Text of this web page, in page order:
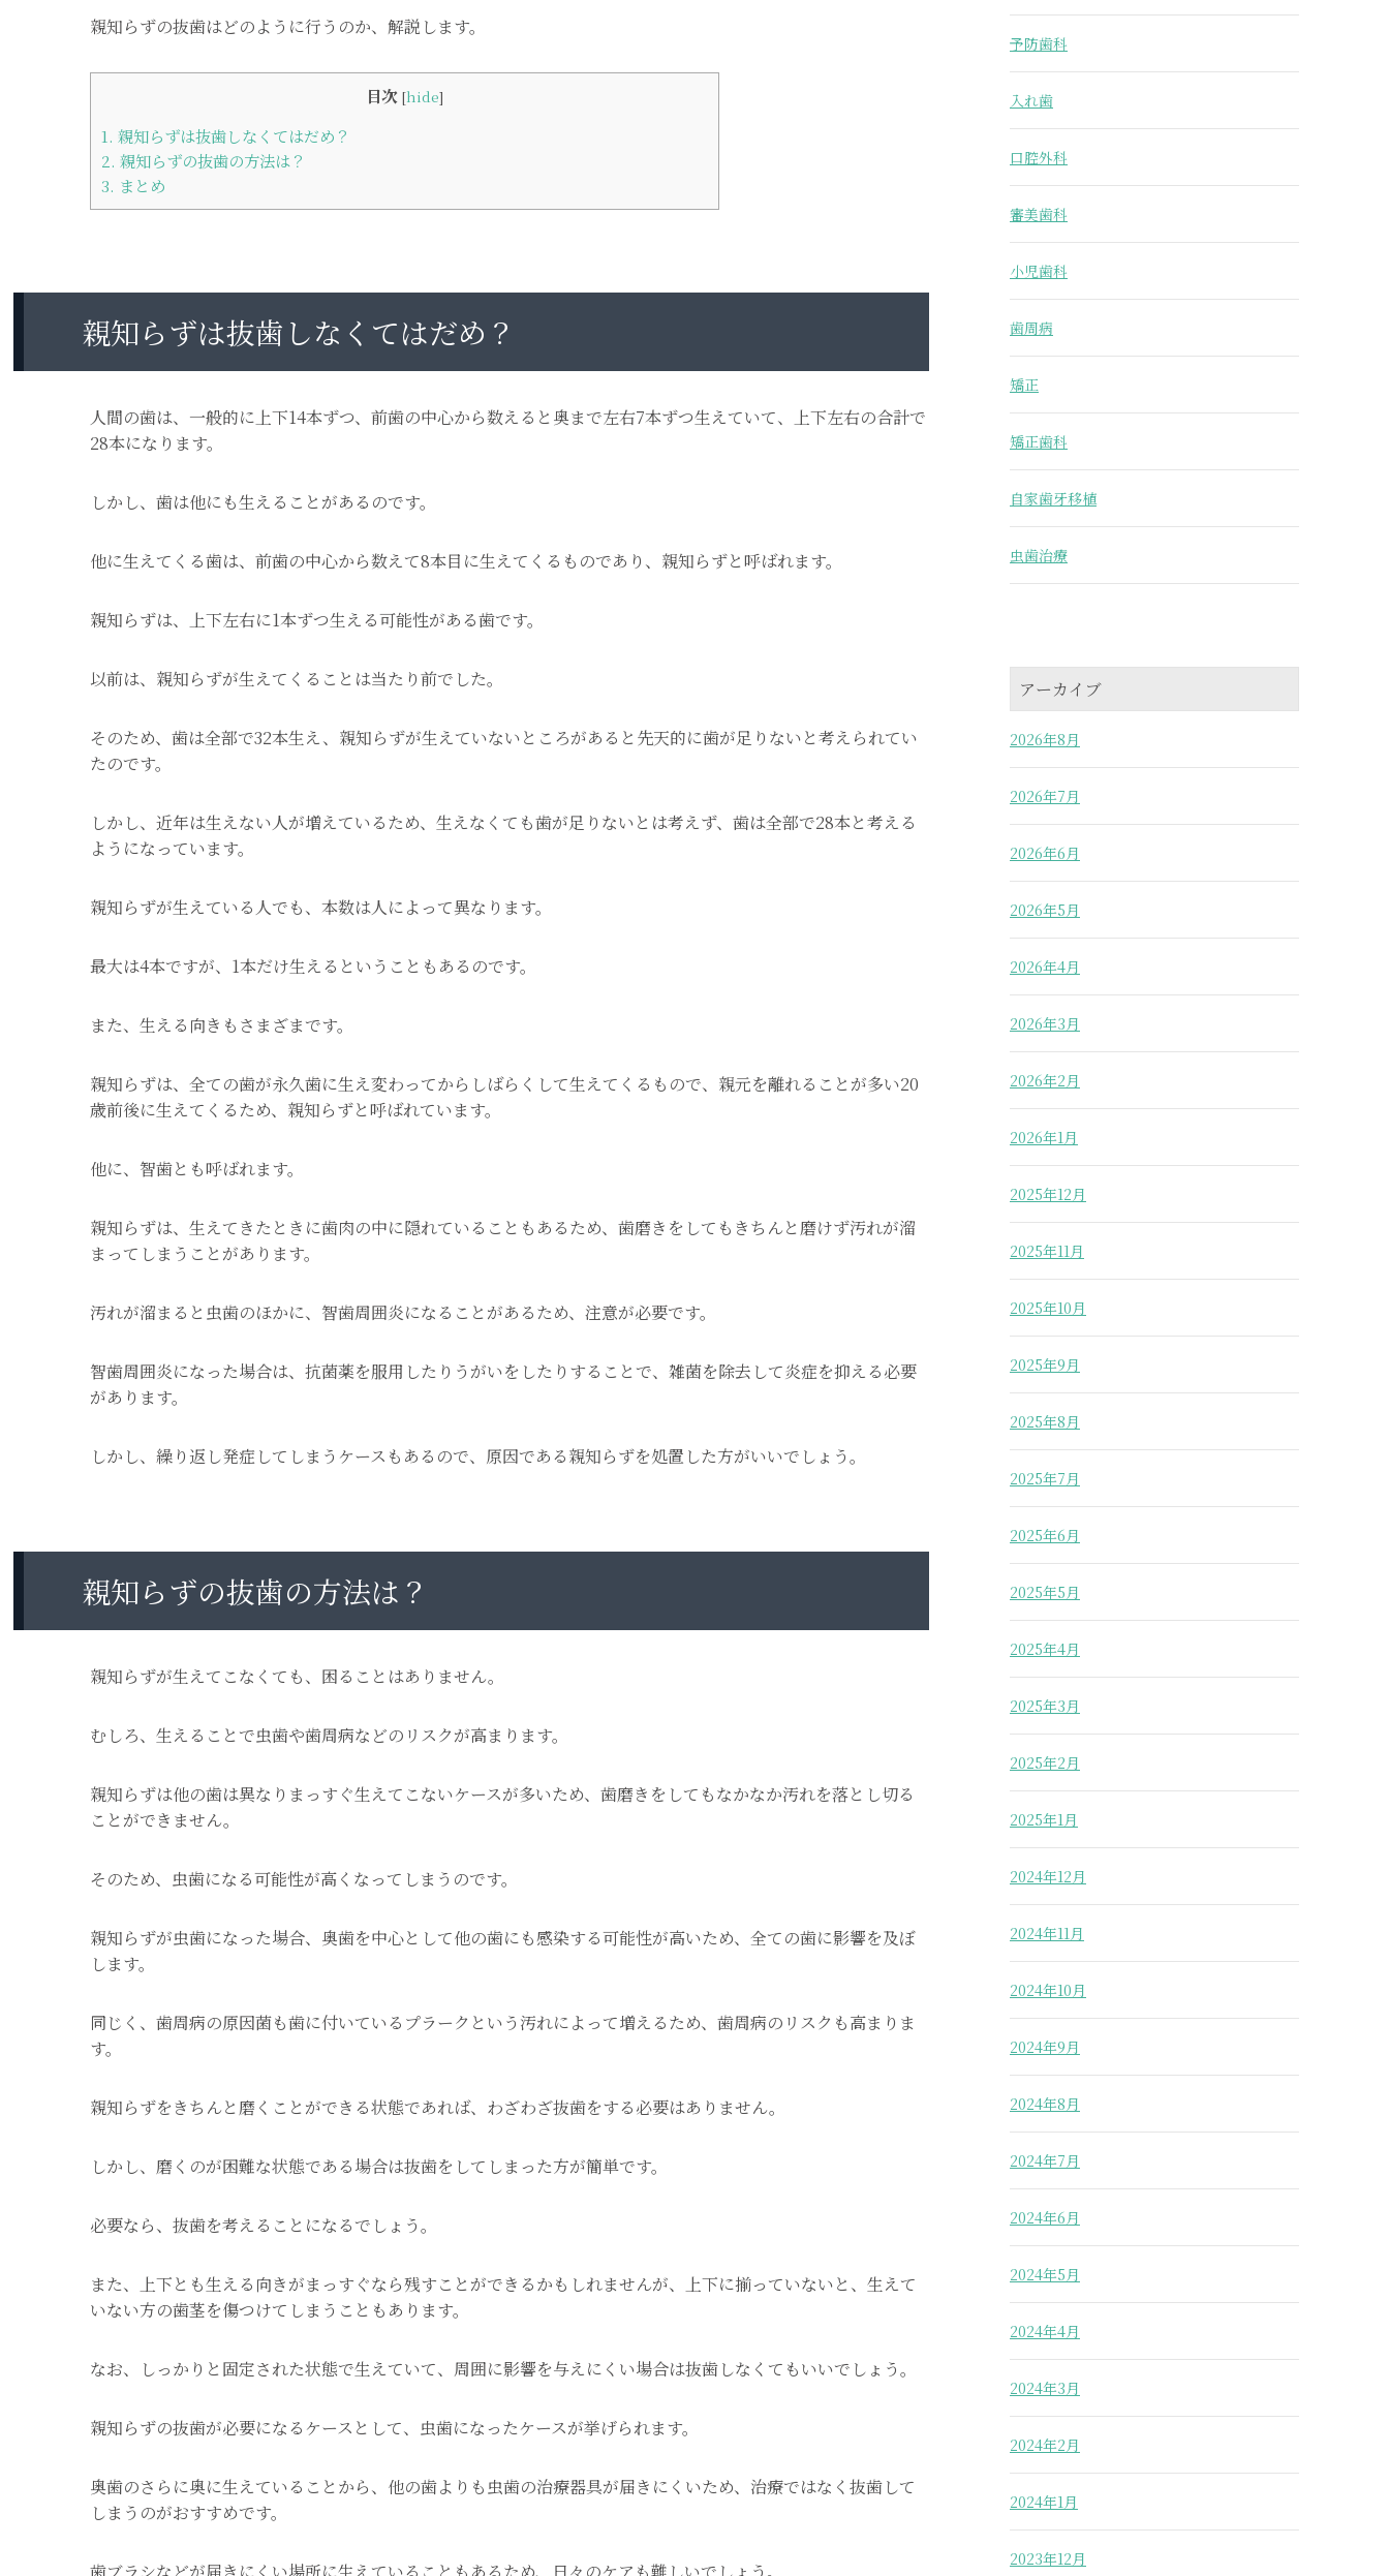
親知らずの抜歯はどのように行うのか、解説します。
目次 [hide]
1. 親知らずは抜歯しなくてはだめ？
2. 親知らずの抜歯の方法は？
3. まとめ
親知らずは抜歯しなくてはだめ？
人間の歯は、一般的に上下14本ずつ、前歯の中心から数えると奥まで左右7本ずつ生えていて、上下左右の合計で
28本になります。
しかし、歯は他にも生えることがあるのです。
他に生えてくる歯は、前歯の中心から数えて8本目に生えてくるものであり、親知らずと呼ばれます。
親知らずは、上下左右に1本ずつ生える可能性がある歯です。
以前は、親知らずが生えてくることは当たり前でした。
そのため、歯は全部で32本生え、親知らずが生えていないところがあると先天的に歯が足りないと考えられてい
たのです。
しかし、近年は生えない人が増えているため、生えなくても歯が足りないとは考えず、歯は全部で28本と考える
ようになっています。
親知らずが生えている人でも、本数は人によって異なります。
最大は4本ですが、1本だけ生えるということもあるのです。
また、生える向きもさまざまです。
親知らずは、全ての歯が永久歯に生え変わってからしばらくして生えてくるもので、親元を離れることが多い20
歳前後に生えてくるため、親知らずと呼ばれています。
他に、智歯とも呼ばれます。
親知らずは、生えてきたときに歯肉の中に隠れていることもあるため、歯磨きをしてもきちんと磨けず汚れが溜
まってしまうことがあります。
汚れが溜まると虫歯のほかに、智歯周囲炎になることがあるため、注意が必要です。
智歯周囲炎になった場合は、抗菌薬を服用したりうがいをしたりすることで、雑菌を除去して炎症を抑える必要
があります。
しかし、繰り返し発症してしまうケースもあるので、原因である親知らずを処置した方がいいでしょう。
親知らずの抜歯の方法は？
親知らずが生えてこなくても、困ることはありません。
むしろ、生えることで虫歯や歯周病などのリスクが高まります。
親知らずは他の歯は異なりまっすぐ生えてこないケースが多いため、歯磨きをしてもなかなか汚れを落とし切る
ことができません。
そのため、虫歯になる可能性が高くなってしまうのです。
親知らずが虫歯になった場合、奥歯を中心として他の歯にも感染する可能性が高いため、全ての歯に影響を及ぼ
します。
同じく、歯周病の原因菌も歯に付いているプラークという汚れによって増えるため、歯周病のリスクも高まりま
す。
親知らずをきちんと磨くことができる状態であれば、わざわざ抜歯をする必要はありません。
しかし、磨くのが困難な状態である場合は抜歯をしてしまった方が簡単です。
必要なら、抜歯を考えることになるでしょう。
また、上下とも生える向きがまっすぐなら残すことができるかもしれませんが、上下に揃っていないと、生えて
いない方の歯茎を傷つけてしまうこともあります。
なお、しっかりと固定された状態で生えていて、周囲に影響を与えにくい場合は抜歯しなくてもいいでしょう。
親知らずの抜歯が必要になるケースとして、虫歯になったケースが挙げられます。
奥歯のさらに奥に生えていることから、他の歯よりも虫歯の治療器具が届きにくいため、治療ではなく抜歯して
しまうのがおすすめです。
歯ブラシなどが届きにくい場所に生えていることもあるため、日々のケアも難しいでしょう。
予防歯科
入れ歯
口腔外科
審美歯科
小児歯科
歯周病
矯正
矯正歯科
自家歯牙移植
虫歯治療
アーカイブ
2026年8月
2026年7月
2026年6月
2026年5月
2026年4月
2026年3月
2026年2月
2026年1月
2025年12月
2025年11月
2025年10月
2025年9月
2025年8月
2025年7月
2025年6月
2025年5月
2025年4月
2025年3月
2025年2月
2025年1月
2024年12月
2024年11月
2024年10月
2024年9月
2024年8月
2024年7月
2024年6月
2024年5月
2024年4月
2024年3月
2024年2月
2024年1月
2023年12月